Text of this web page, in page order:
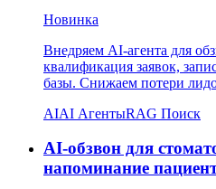
Новинка
Внедряем AI-агента для
квалификация заявок,
базы. Снижаем потери
AIAI АгентыRAG Поиск
AI-обзвон для
напоминание